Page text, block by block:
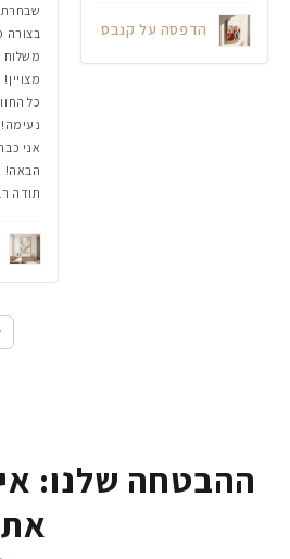
הדפסה על קנבס
בצורה
משלוח
כל
נעימה!
אני
הבאה!
תודה
ההבטחה שלנו: